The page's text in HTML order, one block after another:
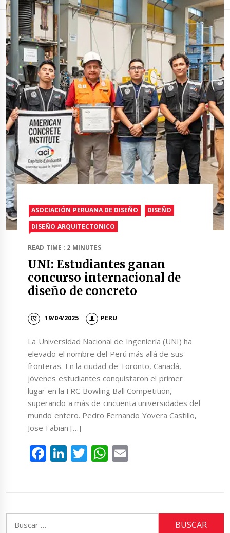
ASOCIACIÓN PERUANA DE DISEÑO
DISEÑO
DISEÑO ARQUITECTONICO
READ TIME : 2 MINUTES
UNI: Estudiantes ganan
concurso internacional de
diseño de concreto
19/04/2025 PERU
La Universidad Nacional de Ingeniería (UNI) ha
elevado el nombre del Perú más allá de sus
fronteras. En la ciudad de Toronto, Canadá,
jóvenes estudiantes conquistaron el primer
lugar en la FRC Bowling Ball Competition,
superando a más de cincuenta universidades del
mundo entero. Pedro Fernando Yovera Castillo,
Jose Fabian […]
Facebook
LinkedIn
TwitterWhatsApp